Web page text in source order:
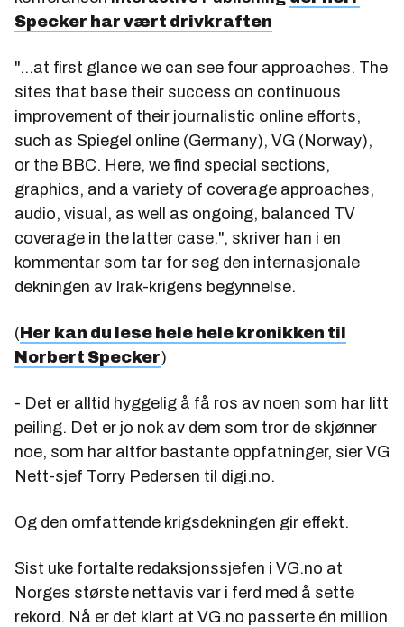
Specker har vært drivkraften
"...at first glance we can see four approaches. The
sites that base their success on continuous
improvement of their journalistic online efforts,
such as Spiegel online (Germany), VG (Norway),
or the BBC. Here, we find special sections,
graphics, and a variety of coverage approaches,
audio, visual, as well as ongoing, balanced TV
coverage in the latter case.", skriver han i en
kommentar som tar for seg den internasjonale
dekningen av Irak-krigens begynnelse.
(Her kan du lese hele hele kronikken til
Norbert Specker)
- Det er alltid hyggelig å få ros av noen som har litt
peiling. Det er jo nok av dem som tror de skjønner
noe, som har altfor bastante oppfatninger, sier VG
Nett-sjef Torry Pedersen til digi.no.
Og den omfattende krigsdekningen gir effekt.
Sist uke fortalte redaksjonssjefen i VG.no at
Norges største nettavis var i ferd med å sette
rekord. Nå er det klart at VG.no passerte én million